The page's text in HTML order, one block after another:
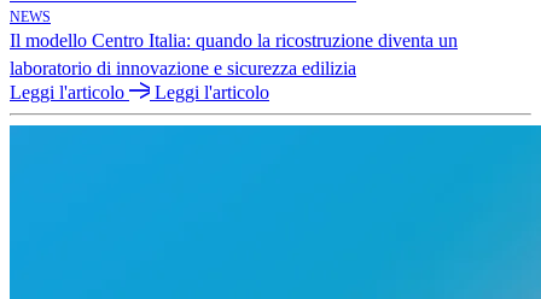
NEWS
Il modello Centro Italia: quando la ricostruzione diventa un
laboratorio di innovazione e sicurezza edilizia
Leggi l'articolo
Leggi l'articolo